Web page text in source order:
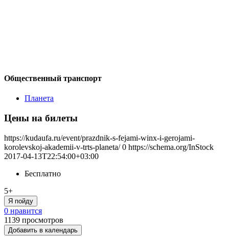
Общественный транспорт
Планета
Цены на билеты
https://kudaufa.ru/event/prazdnik-s-fejami-winx-i-gerojami-
korolevskoj-akademii-v-trts-planeta/ 0 https://schema.org/InStock
2017-04-13T22:54:00+03:00
Бесплатно
5+
Я пойду
0 нравится
1139 просмотров
Добавить в календарь